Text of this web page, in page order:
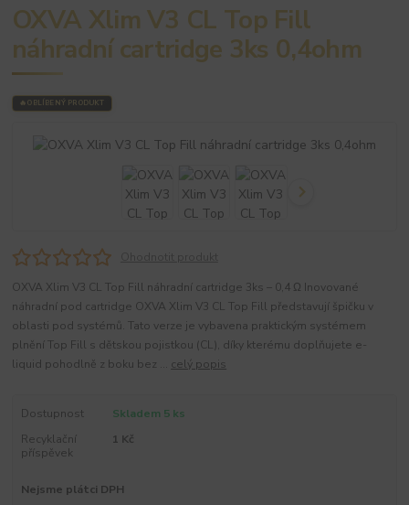
OXVA Xlim V3 CL Top Fill
náhradní cartridge 3ks 0,4ohm
OBLÍBENÝ PRODUKT
OXVA Xlim V3 CL Top Fill náhradní cartridge 3ks – 0,4 Ω Inovované
náhradní pod cartridge OXVA Xlim V3 CL Top Fill představují špičku v
oblasti pod systémů. Tato verze je vybavena praktickým systémem
plnění Top Fill s dětskou pojistkou (CL), díky kterému doplňujete e-
liquid pohodlně z boku bez ... celý popis
Dostupnost
Skladem 5 ks
Recyklační
příspěvek
1 Kč
Nejsme plátci DPH